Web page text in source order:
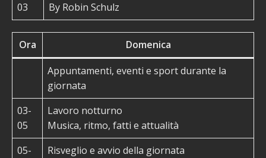
03
By Robin Schulz
Ora
Domenica
Appuntamenti, eventi e sport durante la
giornata
03-
05
Lavoro notturno
Musica, ritmo, fatti e attualità
05-
Risveglio e avvio della giornata